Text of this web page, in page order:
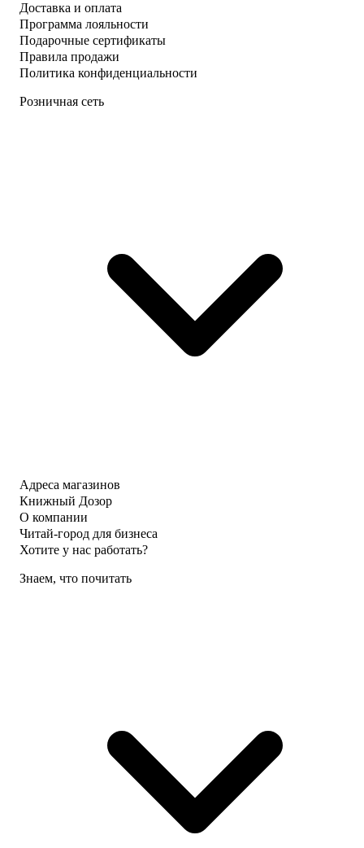
Доставка и оплата
Программа лояльности
Подарочные сертификаты
Правила продажи
Политика конфиденциальности
Розничная сеть
Адреса магазинов
Книжный Дозор
О компании
Читай-город для бизнеса
Хотите у нас работать?
Знаем, что почитать